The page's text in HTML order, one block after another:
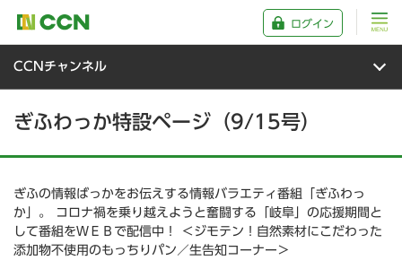
ログイン
CCNチャンネル
ぎふわっか特設ページ（9/15号）
ぎふの情報ばっかをお伝えする情報バラエティ番組「ぎふわっ
か」。 コロナ禍を乗り越えようと奮闘する「岐阜」の応援期間と
して番組をＷＥＢで配信中！ ＜ジモテン！自然素材にこだわった
添加物不使用のもっちりパン／生告知コーナー＞